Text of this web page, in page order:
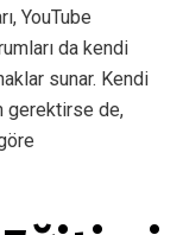
YouTube
da kendi
sunar. Kendi
gerektirse de,